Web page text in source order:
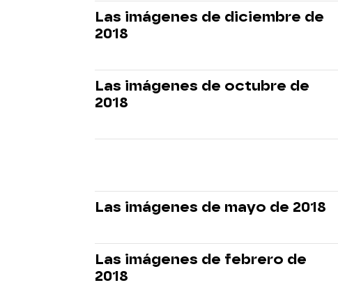
Las imágenes de diciembre de
2018
Las imágenes de octubre de
2018
Las imágenes de mayo de 2018
Las imágenes de febrero de
2018